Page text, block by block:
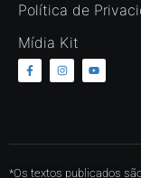
Política de
Mídia Kit
*Os textos publicados